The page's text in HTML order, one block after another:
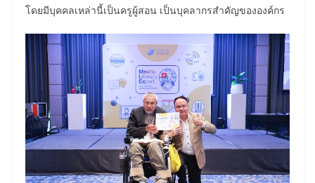
โดยมีบุคคลเหล่านี้เป็นครูผู้สอน เป็นบุคลากรสำคัญขององค์กร